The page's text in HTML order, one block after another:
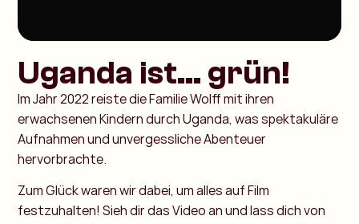
Uganda ist... grün!
Im Jahr 2022 reiste die Familie Wolff mit ihren
erwachsenen Kindern durch Uganda, was spektakuläre
Aufnahmen und unvergessliche Abenteuer
hervorbrachte.
Zum Glück waren wir dabei, um alles auf Film
festzuhalten! Sieh dir das Video an und lass dich von